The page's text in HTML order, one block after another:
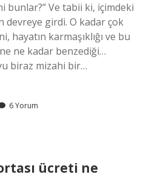
bunlar?” Ve tabii ki, içimdeki
devreye girdi. O kadar çok
hayatın karmaşıklığı ve bu
ne kadar benzediği…
biraz mizahi bir…
6 Yorum
ücreti ne